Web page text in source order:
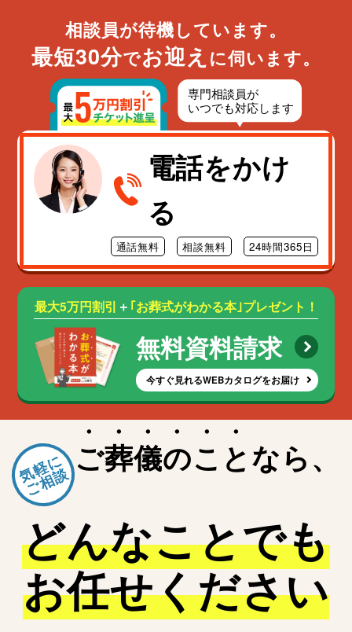
江東区
品川区
目黒区
大田区
世田谷区
渋谷区
中野区
杉並区
豊島区
北区
荒川区
足立区
葛飾区
江戸川区
八王子市
立川市
武蔵野市
三鷹市
青梅市
昭島市
調布市
町田市
小金井市
小平市
日野市
東村山市
国分寺市
国立市
福生市
狛江市
相談員が待機しています。
最短30分でお迎え に伺います。
電話をかけ
る
通話無料 相談無料 24時間365日
最大5万円割引 ＋ ｢お葬式がわかる本｣プレゼント！
無料資料請求
今すぐ見れるWEBカタログをお届け
気軽に
ご相談
ご葬儀のこ となら、
どんなことでも
お任せください